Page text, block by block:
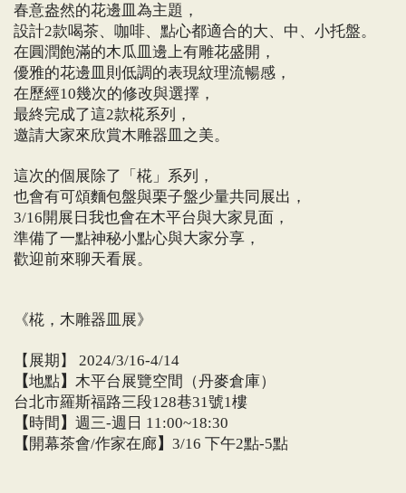
春意盎然的花邊皿為主題，
設計2款喝茶、咖啡、點心都適合的大、中、小托盤。
在圓潤飽滿的木瓜皿邊上有雕花盛開，
優雅的花邊皿則低調的表現紋理流暢感，
在歷經10幾次的修改與選擇，
最終完成了這2款椛系列，
邀請大家來欣賞木雕器皿之美。
這次的個展除了「椛」系列，
也會有可頌麵包盤與栗子盤少量共同展出，
3/16開展日我也會在木平台與大家見面，
準備了一點神秘小點心與大家分享，
歡迎前來聊天看展。
《椛，木雕器皿展》
【展期】 2024/3/16-4/14
【地點】 木平台展覽空間（丹麥倉庫）
台北市羅斯福路三段128巷31號1樓
【時間】 週三-週日 11:00~18:30
【開幕茶會/作家在廊】 3/16 下午2點-5點